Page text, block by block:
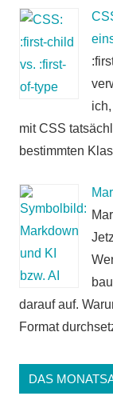
mit CSS
bestimmten
darauf auf.
Format
DAS